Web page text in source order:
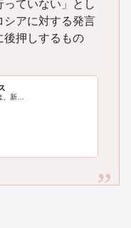
っていない」とし
シアに対する発言
後押しするもの
、新…